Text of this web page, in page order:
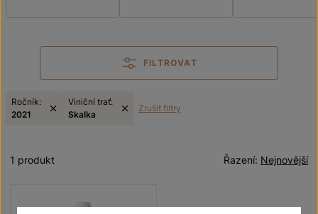
FILTROVAT
Ročník:
2021
Viniční trať:
Skalka
Zrušit filtry
Nejnovější
Řazení:
1 produkt